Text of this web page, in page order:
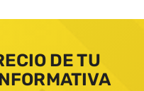
DE TU